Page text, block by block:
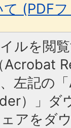
て (PDF
ルを閲
Acrobat
左記の
）」ダ
アをダ